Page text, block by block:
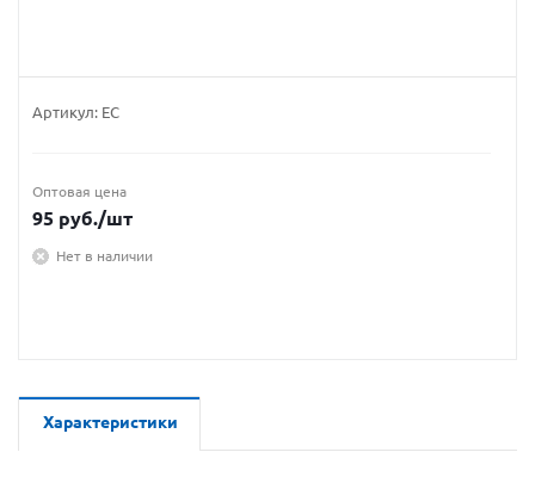
Артикул: EC
Оптовая цена
95 руб./шт
Нет в наличии
Характеристики